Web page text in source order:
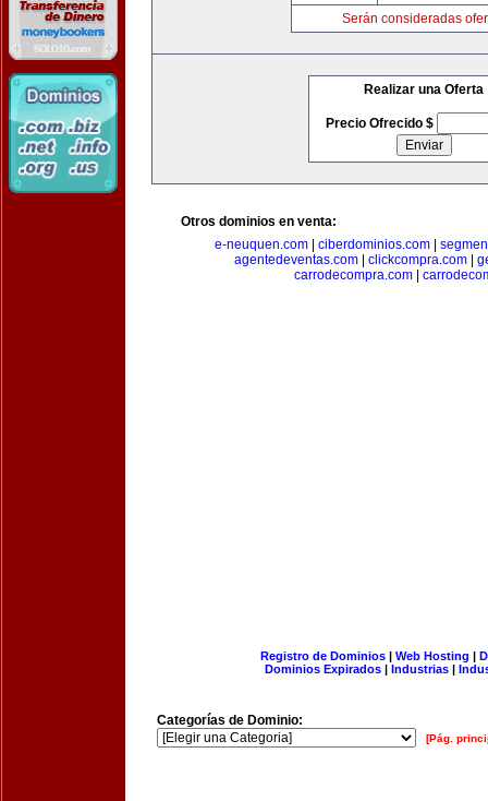
Serán consideradas
Realizar una Oferta
Precio Ofrecido $
Otros dominios en venta:
e-neuquen.com
ciberdominios.com
agentedeventas.com| clickcompra.com|
carrodecompra.com|
Registro de Dominios| Web Hosting |
Dominios Expirados | Industrias |
Categorías de Dominio:
[Pág.